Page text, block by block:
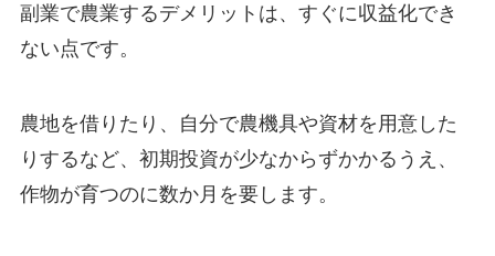
副業で農業するデメリットは、すぐに収益化でき
ない点です。
農地を借りたり、自分で農機具や資材を用意した
りするなど、初期投資が少なからずかかるうえ、
作物が育つのに数か月を要します。